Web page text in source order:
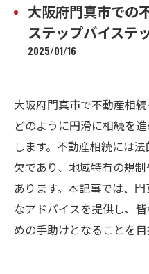
大阪府門真市での
ステップバイステ
2025/01/16
大阪府門真市で不動産相
どのように円滑に相続を
します。不動産相続には
欠であり、地域特有の規
あります。本記事では、
なアドバイスを提供し、
めの手助けとなることを目